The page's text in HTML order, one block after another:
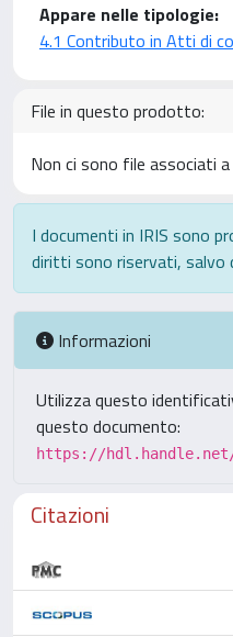
Appare nelle tipologie:
4.1 Contributo in Atti di
File in questo prodotto:
Non ci sono file associati
I documenti in IRIS sono
diritti sono riservati, salvo
Informazioni
Utilizza questo
questo documento:
https://hdl.handle.net/
Citazioni